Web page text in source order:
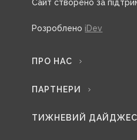
Сайт створено за
Розроблено iDev
ПРО НАС
ПАРТНЕРИ
ТИЖНЕВИЙ